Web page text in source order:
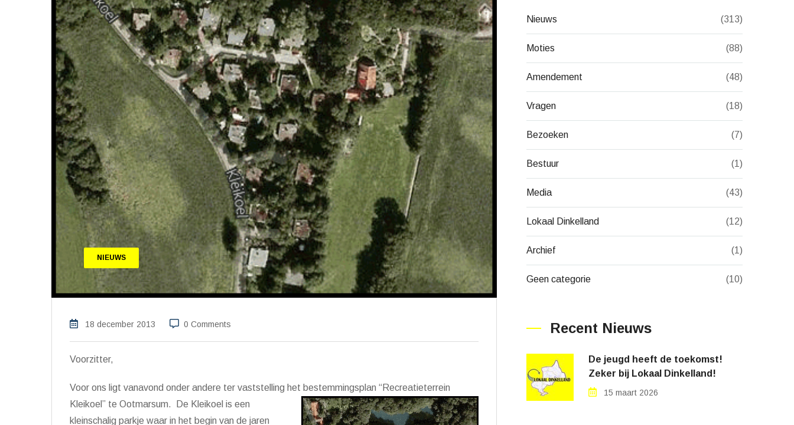
NIEUWS
18 december 2013 0 Comments
Voorzitter,
Voor ons ligt vanavond onder andere ter vaststelling het bestemmingsplan “Recreatieterrein
Kleikoel” te Ootmarsum. De Kleikoel is een
kleinschalig parkje waar in het begin van de jaren
Nieuws (313)
Moties (88)
Amendement (48)
Vragen (18)
Bezoeken (7)
Bestuur (1)
Media (43)
Lokaal Dinkelland (12)
Archief (1)
Geen categorie (10)
Recent Nieuws
De jeugd heeft de toekomst!
Zeker bij Lokaal Dinkelland!
15 maart 2026